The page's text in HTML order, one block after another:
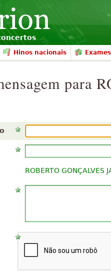
Hinos nacionais Exames
para
ROBERTO GONÇALVES